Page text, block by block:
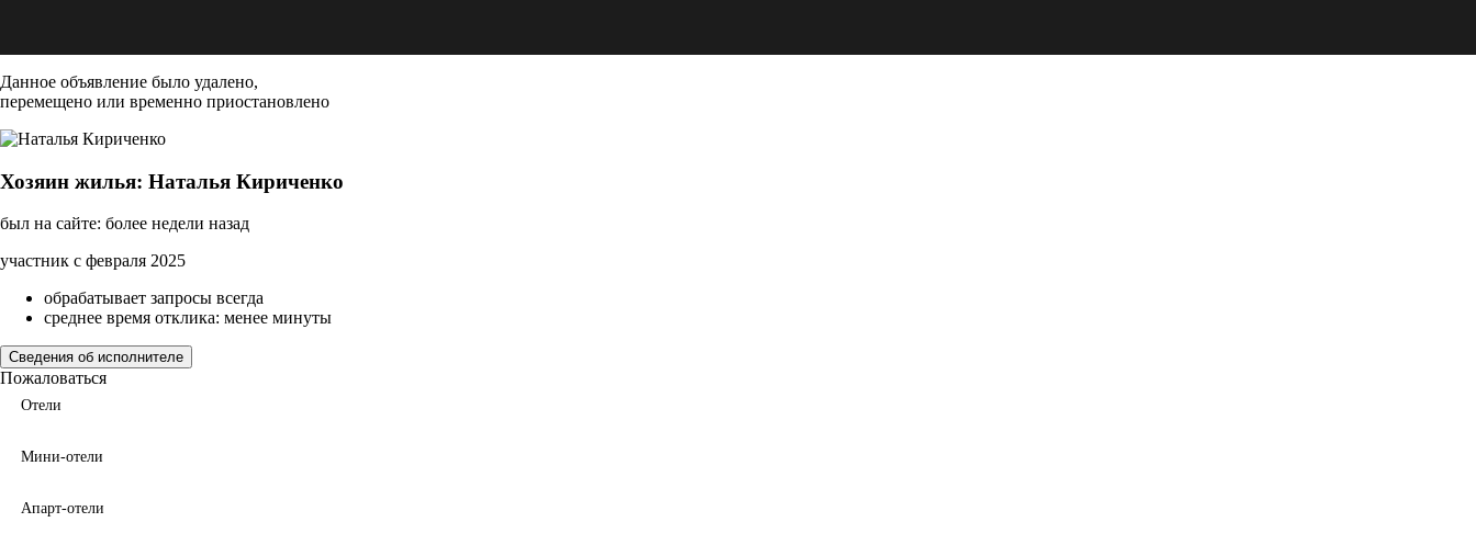
Данное объявление было удалено,
перемещено или временно приостановлено
Хозяин жилья: Наталья Кириченко
был на сайте: более недели назад
участник с февраля 2025
обрабатывает запросы всегда
среднее время отклика: менее минуты
Сведения об исполнителе
Пожаловаться
Отели
Мини-отели
Апарт-отели